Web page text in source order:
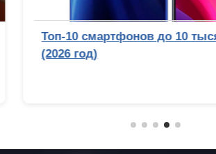
Топ-10 смартфонов до 10
(2026 год)